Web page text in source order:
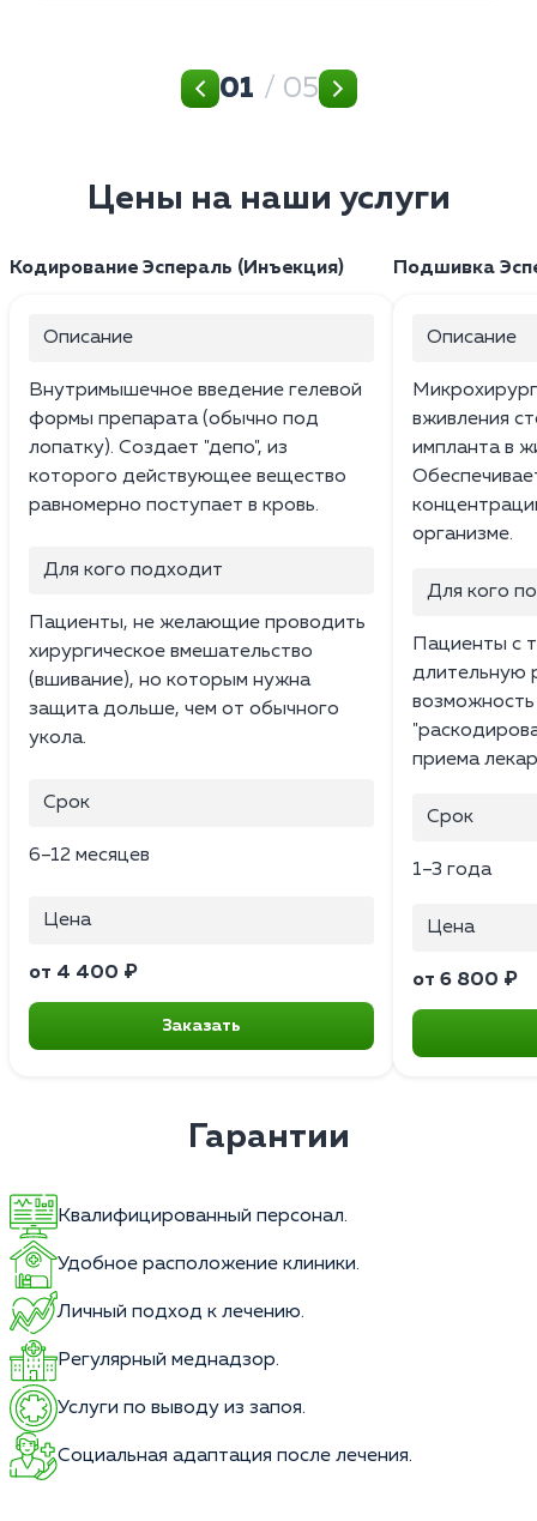
01 / 05
Цены на наши услуги
Кодирование Эспераль (Инъекция)
Описание
Внутримышечное введение гелевой
формы препарата (обычно под
лопатку). Создает "депо", из
которого действующее вещество
равномерно поступает в кровь.
Для кого подходит
Пациенты, не желающие проводить
хирургическое вмешательство
(вшивание), но которым нужна
защита дольше, чем от обычного
укола.
Срок
6–12 месяцев
Цена
от 4 400 ₽
Заказать
Подшивка
Описание
вживления
импланта в
организме.
Для кого
Пациенты с
длительную
приема
Срок
1–3 года
Цена
от 6 800 ₽
Гарантии
Квалифицированный персонал.
Удобное расположение клиники.
Личный подход к лечению.
Регулярный меднадзор.
Услуги по выводу из запоя.
Социальная адаптация после лечения.